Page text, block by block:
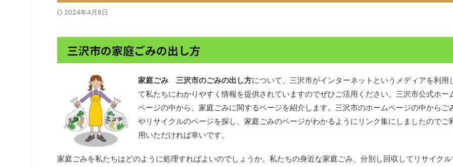
2024年4月8日
三沢市の家庭ごみの出し方
家庭ごみ 三沢市のごみの出し方について、三沢市がインターネットというメディアを利用
て私たちにわかりやすく情報を提供されていますのでぜひご活用ください。三沢市公式ホー
ページの中から、家庭ごみに関するページを紹介します。三沢市のホームページの中からご
やリサイクルのページを探し、家庭ごみのページがわかるようにリンク集にしましたのでご
用いただければ幸いです。
家庭ごみを私たちはどのように処理すればよいのでしょうか。私たちの身近な家庭ごみ、分別し回収してリサイク